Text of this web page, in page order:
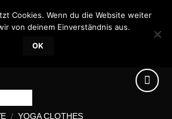
/ YOGA CLOTHES
Cookies. Wenn du die Website weiter
von deinem Einverständnis aus.
OK